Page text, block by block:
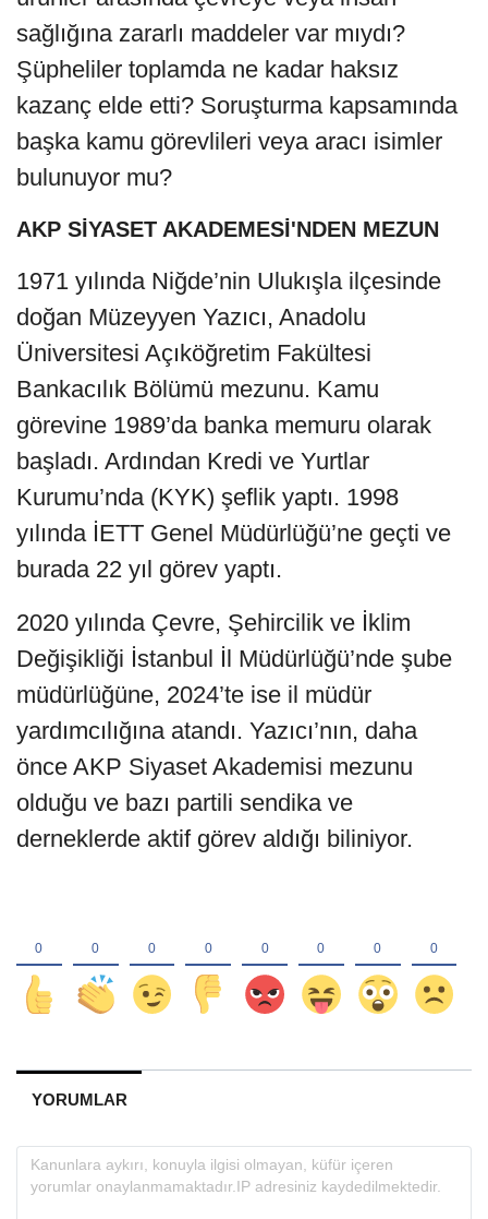
sağlığına zararlı maddeler var mıydı?
Şüpheliler toplamda ne kadar haksız
kazanç elde etti? Soruşturma kapsamında
başka kamu görevlileri veya aracı isimler
bulunuyor mu?
AKP SİYASET AKADEMESİ'NDEN MEZUN
1971 yılında Niğde’nin Ulukışla ilçesinde
doğan Müzeyyen Yazıcı, Anadolu
Üniversitesi Açıköğretim Fakültesi
Bankacılık Bölümü mezunu. Kamu
görevine 1989’da banka memuru olarak
başladı. Ardından Kredi ve Yurtlar
Kurumu’nda (KYK) şeflik yaptı. 1998
yılında İETT Genel Müdürlüğü’ne geçti ve
burada 22 yıl görev yaptı.
2020 yılında Çevre, Şehircilik ve İklim
Değişikliği İstanbul İl Müdürlüğü’nde şube
müdürlüğüne, 2024’te ise il müdür
yardımcılığına atandı. Yazıcı’nın, daha
önce AKP Siyaset Akademisi mezunu
olduğu ve bazı partili sendika ve
derneklerde aktif görev aldığı biliniyor.
YORUMLAR